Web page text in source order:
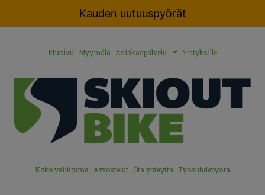
Kauden uutuuspyörät
Etusivu Myymälä Asiakaspalvelu Yrityksille
Koko valikoima Arvostelut Ota yhteyttä Työsuhdepyörä